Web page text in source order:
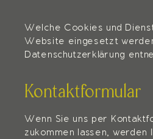
Welche Cookies und
Website eingesetzt
Datenschutzerklärung
Kontaktformular
Wenn Sie uns per
zukommen lassen, werden